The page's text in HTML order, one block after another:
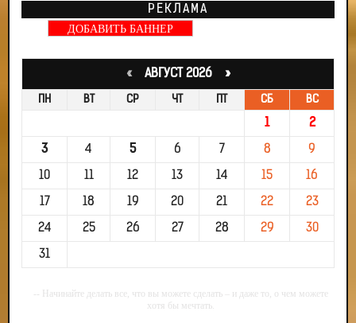
РЕКЛАМА
ДОБАВИТЬ БАННЕР
«АВГУСТ 2026 »
ПН ВТ СР ЧТ ПТ СБ ВС
1 2
3 4 5 6 7 8 9
10 11 12 13 14 15 16
17 18 19 20 21 22 23
24 25 26 27 28 29 30
31
-- Начинайте делать все, что вы можете сделать – и даже то, о чем можете
хотя бы мечтать.